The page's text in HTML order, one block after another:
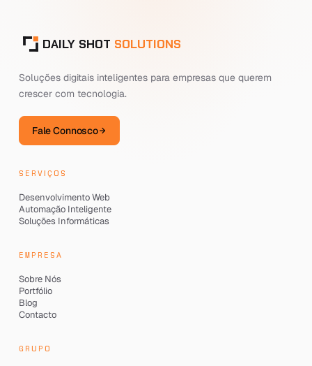
DAILY SHOT SOLUTIONS
Soluções digitais inteligentes para empresas que querem
crescer com tecnologia.
Fale Connosco
SERVIÇOS
Desenvolvimento Web
Automação Inteligente
Soluções Informáticas
EMPRESA
Sobre Nós
Portfólio
Blog
Contacto
GRUPO